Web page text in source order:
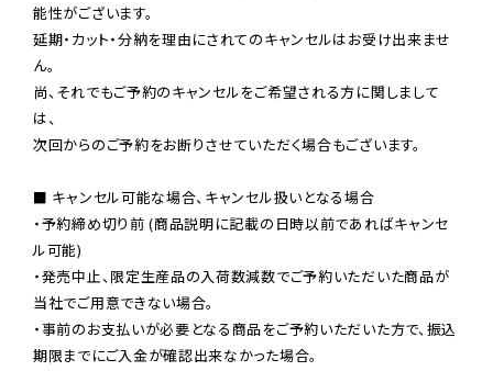
能性がございます。
延期・カット・分納を理由にされてのキャンセルはお受け出来ませ
ん。
尚、それでもご予約のキャンセルをご希望される方に関しまして
は、
次回からのご予約をお断りさせていただく場合もございます。
■ キャンセル可能な場合、キャンセル扱いとなる場合
・予約締め切り前 (商品説明に記載の日時以前であればキャンセ
ル可能)
・発売中止、限定生産品の入荷数減数でご予約いただいた商品が
当社でご用意できない場合。
・事前のお支払いが必要となる商品をご予約いただいた方で、振込
期限までにご入金が確認出来なかった場合。